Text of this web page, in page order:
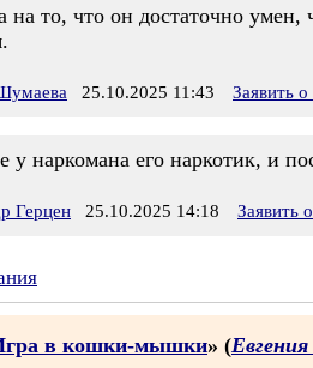
на то, что он достаточно
25.10.2025 11:43 Заявить
у наркомана его наркотик, и
Герцен 25.10.2025 14:18 Заявить
в кошки-мышки» (